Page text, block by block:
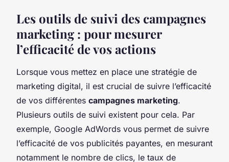
Les outils de suivi des campagnes
marketing : pour mesurer
l’efficacité de vos actions
Lorsque vous mettez en place une stratégie de
marketing digital, il est crucial de suivre l’efficacité
de vos différentes campagnes marketing.
Plusieurs outils de suivi existent pour cela. Par
exemple, Google AdWords vous permet de suivre
l’efficacité de vos publicités payantes, en mesurant
notamment le nombre de clics, le taux de